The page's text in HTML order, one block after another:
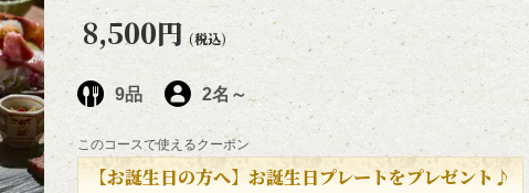
8,500円 (税込)
9品 2名～
このコースで使えるクーポン
【お誕生日の方へ】お誕生日プレートをプレゼント♪